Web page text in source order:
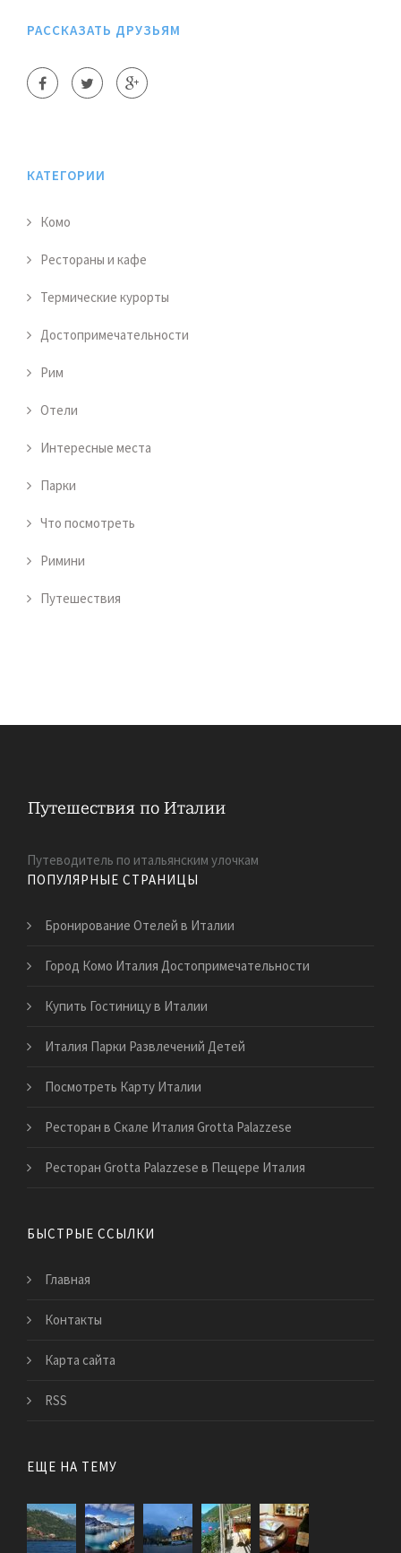
РАССКАЗАТЬ ДРУЗЬЯМ
КАТЕГОРИИ
Комо
Рестораны и кафе
Термические курорты
Достопримечательности
Рим
Отели
Интересные места
Парки
Что посмотреть
Римини
Путешествия
Путеводитель по итальянским улочкам
ПОПУЛЯРНЫЕ СТРАНИЦЫ
Бронирование Отелей в Италии
Город Комо Италия Достопримечательности
Купить Гостиницу в Италии
Италия Парки Развлечений Детей
Посмотреть Карту Италии
Ресторан в Скале Италия Grotta Palazzese
Ресторан Grotta Palazzese в Пещере Италия
БЫСТРЫЕ ССЫЛКИ
Главная
Контакты
Карта сайта
RSS
ЕЩЕ НА ТЕМУ